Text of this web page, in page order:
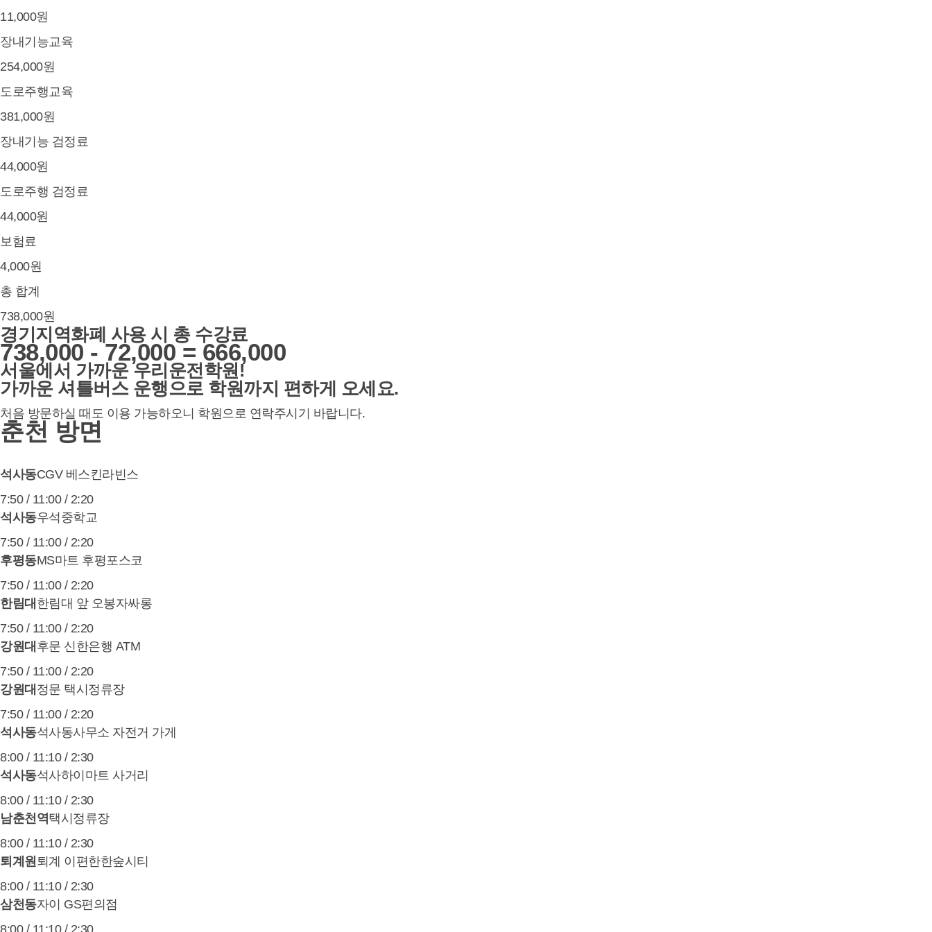
11,000원
장내기능교육
254,000원
도로주행교육
381,000원
장내기능 검정료
44,000원
도로주행 검정료
44,000원
보험료
4,000원
총 합계
738,000원
경기지역화폐 사용 시 총 수강료
738,000 - 72,000 = 666,000
서울에서 가까운 우리운전학원!
가까운 셔틀버스 운행으로 학원까지 편하게 오세요.
처음 방문하실 때도 이용 가능하오니 학원으로 연락주시기 바랍니다.
춘천 방면
석사동CGV 베스킨라빈스
7:50 / 11:00 / 2:20
석사동우석중학교
7:50 / 11:00 / 2:20
후평동MS마트 후평포스코
7:50 / 11:00 / 2:20
한림대 한림대 앞 오봉자싸롱
7:50 / 11:00 / 2:20
강원대 후문 신한은행 ATM
7:50 / 11:00 / 2:20
강원대 정문 택시정류장
7:50 / 11:00 / 2:20
석사동석사동사무소 자전거 가게
8:00 / 11:10 / 2:30
석사동석사하이마트 사거리
8:00 / 11:10 / 2:30
남춘천역택시정류장
8:00 / 11:10 / 2:30
퇴계원퇴계 이편한한숲시티
8:00 / 11:10 / 2:30
삼천동자이 GS편의점
8:00 / 11:10 / 2:30